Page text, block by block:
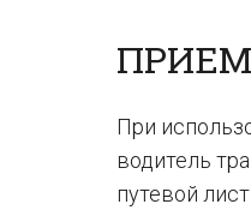
При
водитель
путевой